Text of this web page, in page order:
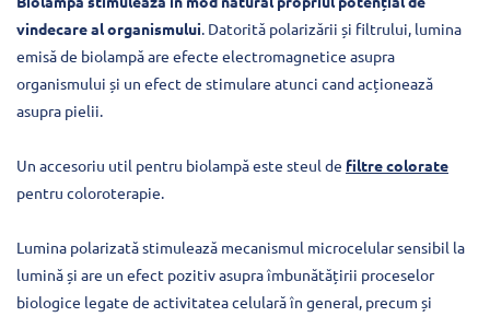
vindecare al organismului . Datorită polarizării și filtrului, lumina
emisă de biolampă are efecte electromagnetice asupra
organismului și un efect de stimulare atunci cand acționează
asupra pielii.
Un accesoriu util pentru biolampă este steul de filtre colorate
pentru coloroterapie.
Lumina polarizată stimulează mecanismul microcelular sensibil la
lumină și are un efect pozitiv asupra îmbunătățirii proceselor
biologice legate de activitatea celulară în general, precum și